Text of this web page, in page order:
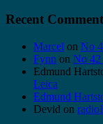
Recent
Marcel on No
Fynn on No 42
Edmund
Leica
Edmund
Devid on